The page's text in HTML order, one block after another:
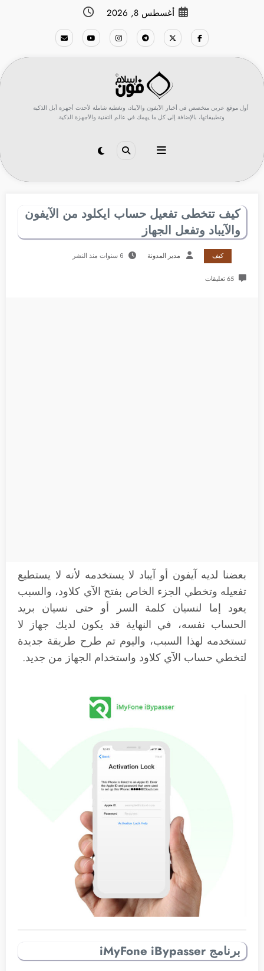
أغسطس 8, 2026
أول موقع عربي متخصص في أخبار الآيفون والآيباد، وتغطية شاملة لأحدث أجهزة أبل الذكية
وتطبيقاتها، بالإضافة إلى كل ما يهمك في عالم التقنية والأجهزة الذكية.
كيف تتخطى تفعيل حساب ايكلود من الآيفون
والآيباد وتفعل الجهاز
كيف مدير المدونة 6 سنوات منذ النشر
65 تعليقات
بعضنا لديه آيفون أو آيباد لا يستخدمه لأنه لا يستطيع
تفعيله وتخطي الجزء الخاص بفتح الآي كلاود، والسبب
يعود إما لنسيان كلمة السر أو حتى نسيان بريد
الحساب نفسه، في النهاية قد يكون لديك جهاز لا
تستخدمه لهذا السبب، واليوم تم طرح طريقة جديدة
لتخطي حساب الآي كلاود واستخدام الجهاز من جديد.
برنامج iMyFone iBypasser